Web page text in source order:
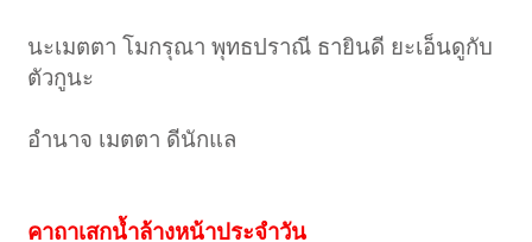
นะเมตตา โมกรุณา พุทธปราณี ธายินดี ยะเอ็นดูกับ
ตัวกูนะ
อำนาจ เมตตา ดีนักแล
คาถาเสกน้ำล้างหน้าประจำวัน